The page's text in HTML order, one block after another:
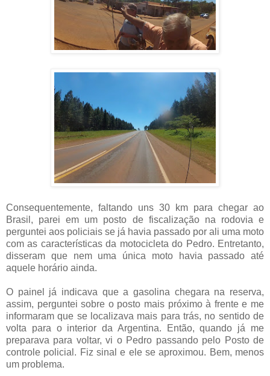
Consequentemente, faltando uns 30 km para chegar ao
Brasil, parei em um posto de fiscalização na rodovia e
perguntei aos policiais se já havia passado por ali uma moto
com as características da motocicleta do Pedro. Entretanto,
disseram que nem uma única moto havia passado até
aquele horário ainda.
O painel já indicava que a gasolina chegara na reserva,
assim, perguntei sobre o posto mais próximo à frente e me
informaram que se localizava mais para trás, no sentido de
volta para o interior da Argentina. Então, quando já me
preparava para voltar, vi o Pedro passando pelo Posto de
controle policial. Fiz sinal e ele se aproximou. Bem, menos
um problema.